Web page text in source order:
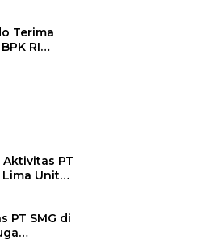
Terima
RI
PT
Lima Unit
PT SMG di